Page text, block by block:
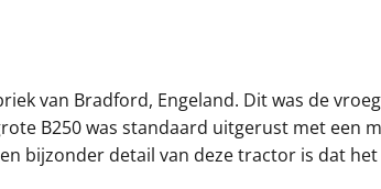
van Bradford, Engeland. Dit was de
B250 was standaard uitgerust met een
bijzonder detail van deze tractor is dat